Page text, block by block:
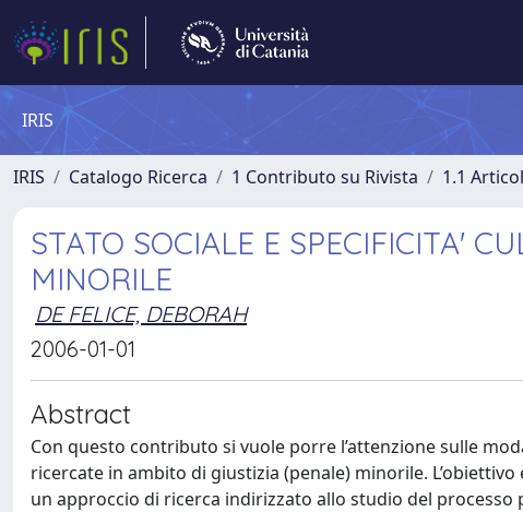
IRIS
IRIS Catalogo Ricerca 1 Contributo su Rivista 1.1
STATO SOCIALE E SPECIFICITA'
MINORILE
DE FELICE, DEBORAH
2006-01-01
Abstract
Con questo contributo si vuole porre l’attenzione sulle
ricercate in ambito di giustizia (penale) minorile.
un approccio di ricerca indirizzato allo studio del